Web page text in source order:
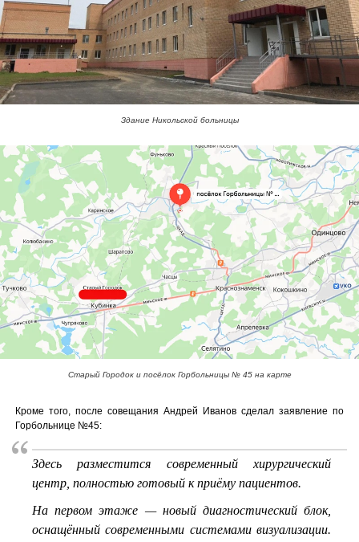
Здание Никольской больницы
Старый Городок и посёлок Горбольницы № 45 на карте
Кроме того, после совещания Андрей Иванов сделал заявление по
Горбольнице №45:
Здесь разместится современный хирургический
центр, полностью готовый к приёму пациентов.
На первом этаже — новый диагностический блок,
оснащённый современными системами визуализации.